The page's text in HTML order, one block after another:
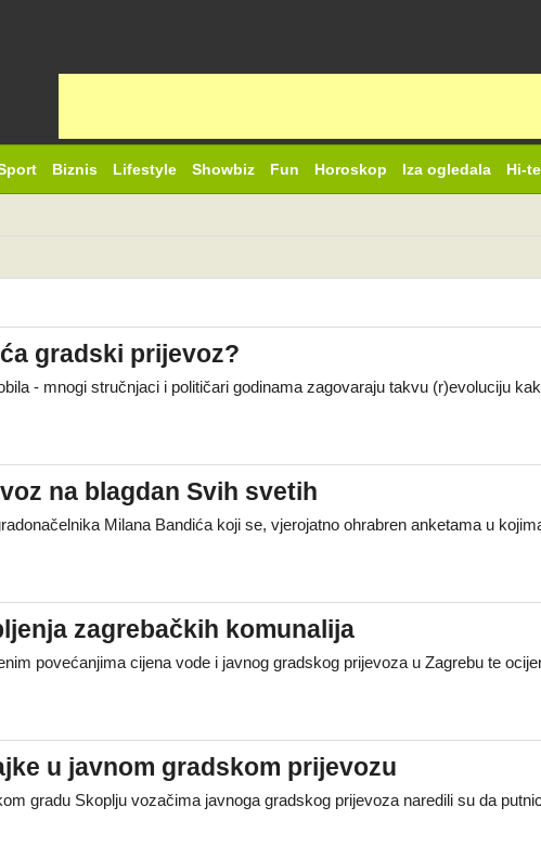
Biznis Lifestyle Showbiz Fun Horoskop Iza ogledala Hi-
gradski prijevoz?
- mnogi stručnjaci i političari godinama zagovaraju takvu (r)evoluciju
na blagdan Svih svetih
Milana Bandića koji se, vjerojatno ohrabren anketama u
zagrebačkih komunalija
povećanjima cijena vode i javnog gradskog prijevoza u Zagrebu te
u javnom gradskom prijevozu
gradu Skoplju vozačima javnoga gradskog prijevoza naredili su da